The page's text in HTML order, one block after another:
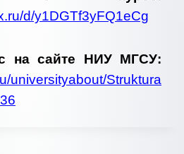
d/y1DGTf3yFQ1eCg
на сайте НИУ МГСУ:
universityabout/Struktura